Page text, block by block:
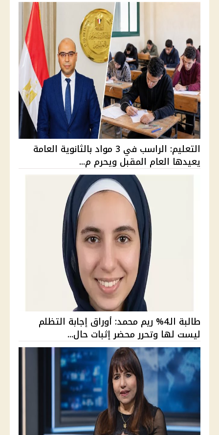
التعليم: الراسب في 3 مواد بالثانوية العامة
يعيدها العام المقبل ويحرم م...
طالبة الـ4% ريم محمد: أوراق إجابة التظلم
ليست لها وتحرر محضر إثبات حال...